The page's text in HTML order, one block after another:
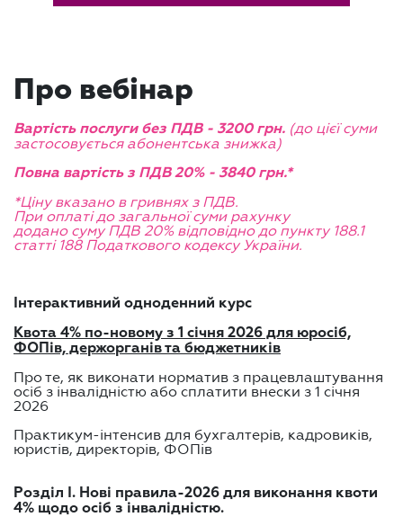
Про вебінар
Вартість послуги без ПДВ - 3200 грн. (до цієї суми
застосовується абонентська знижка)
Повна вартість з ПДВ 20% - 3840 грн.*
*Ціну вказано в гривнях з ПДВ.
При оплаті до загальної суми рахунку
додано суму ПДВ 20% відповідно до пункту 188.1
статті 188 Податкового кодексу України.
Інтерактивний одноденний курс
Квота 4% по-новому з 1 січня 2026 для юросіб,
ФОПів, держорганів та бюджетників
Про те, як виконати норматив з працевлаштування
осіб з інвалідністю або сплатити внески з 1 січня
2026
Практикум-інтенсив для бухгалтерів, кадровиків,
юристів, директорів, ФОПів
Розділ І. Нові правила-2026 для виконання квоти
4% щодо осіб з інвалідністю.